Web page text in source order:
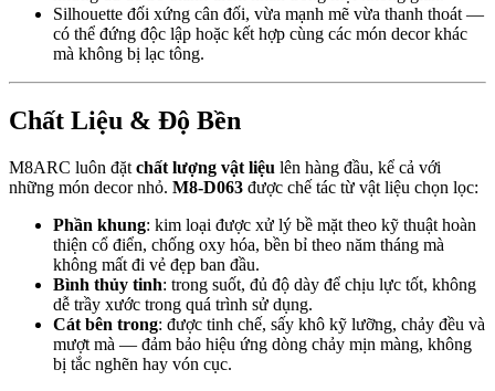
Silhouette đối xứng cân đối, vừa mạnh mẽ vừa thanh thoát —
có thể đứng độc lập hoặc kết hợp cùng các món decor khác
mà không bị lạc tông.
Chất Liệu & Độ Bền
M8ARC luôn đặt chất lượng vật liệu lên hàng đầu, kể cả với
những món decor nhỏ. M8-D063 được chế tác từ vật liệu chọn lọc:
Phần khung: kim loại được xử lý bề mặt theo kỹ thuật hoàn
thiện cổ điển, chống oxy hóa, bền bỉ theo năm tháng mà
không mất đi vẻ đẹp ban đầu.
Bình thủy tinh: trong suốt, đủ độ dày để chịu lực tốt, không
dễ trầy xước trong quá trình sử dụng.
Cát bên trong: được tinh chế, sấy khô kỹ lưỡng, chảy đều và
mượt mà — đảm bảo hiệu ứng dòng chảy mịn màng, không
bị tắc nghẽn hay vón cục.